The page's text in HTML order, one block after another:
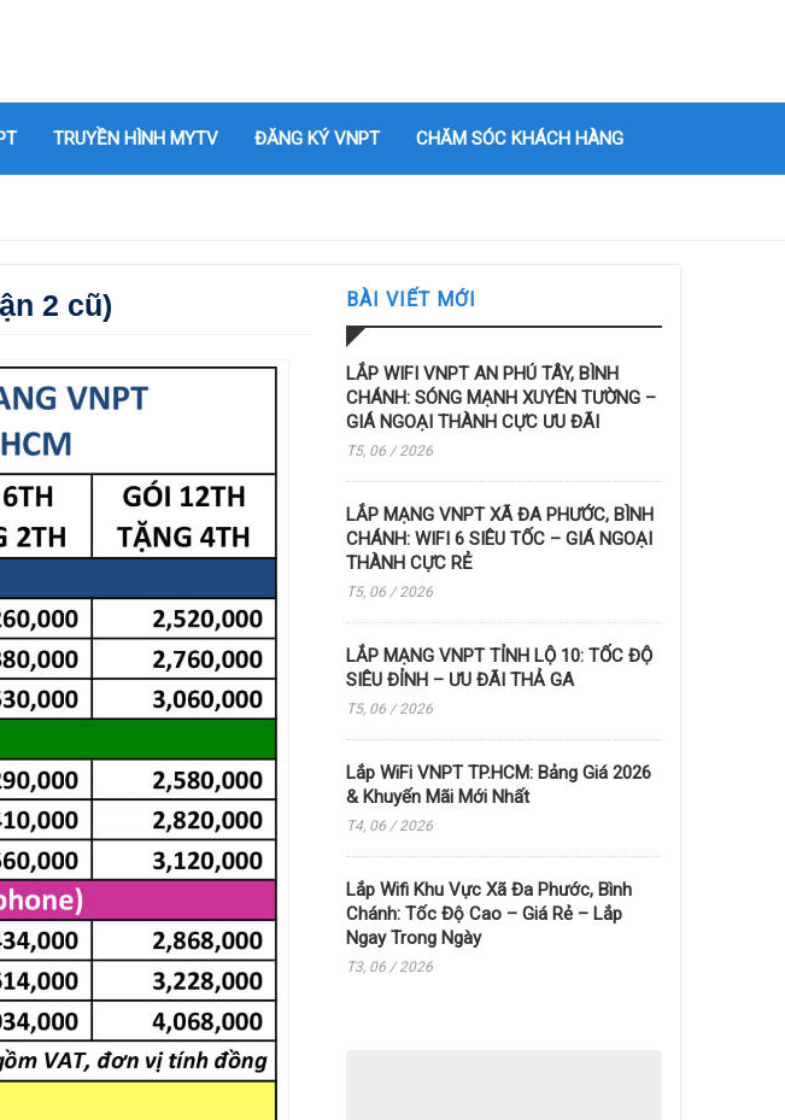
TRUYỀN HÌNH MYTV ĐĂNG KÝ VNPT CHĂM SÓC KHÁCH HÀNG
2 cũ) BÀI VIẾT MỚI
LẮP WIFI VNPT AN PHÚ TÂY, BÌNH
CHÁNH: SÓNG MẠNH XUYÊN TƯỜNG –
GIÁ NGOẠI THÀNH CỰC ƯU ĐÃI
T5, 06 / 2026
LẮP MẠNG VNPT XÃ ĐA PHƯỚC, BÌNH
CHÁNH: WIFI 6 SIÊU TỐC – GIÁ NGOẠI
THÀNH CỰC RẺ
T5, 06 / 2026
LẮP MẠNG VNPT TỈNH LỘ 10: TỐC ĐỘ
SIÊU ĐỈNH – ƯU ĐÃI THẢ GA
T5, 06 / 2026
Lắp WiFi VNPT TP.HCM: Bảng Giá 2026
& Khuyến Mãi Mới Nhất
T4, 06 / 2026
Lắp Wifi Khu Vực Xã Đa Phước, Bình
Chánh: Tốc Độ Cao – Giá Rẻ – Lắp
Ngay Trong Ngày
T3, 06 / 2026